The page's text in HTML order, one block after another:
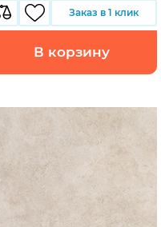
Заказ в 1 клик
В корзину